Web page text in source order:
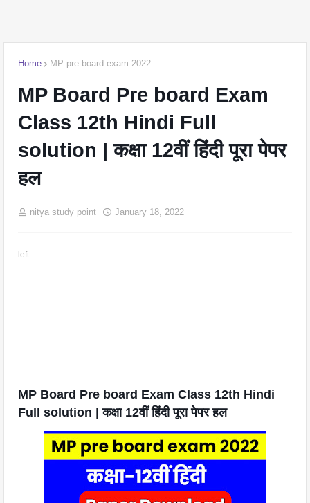
Home MP pre board exam 2022
MP Board Pre board Exam
Class 12th Hindi Full
solution | कक्षा 12वीं हिंदी पूरा पेपर
हल
nitya study point January 18, 2022
left
MP Board Pre board Exam Class 12th Hindi
Full solution | कक्षा 12वीं हिंदी पूरा पेपर हल